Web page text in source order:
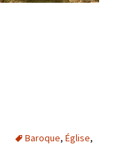
Baroque, Église,